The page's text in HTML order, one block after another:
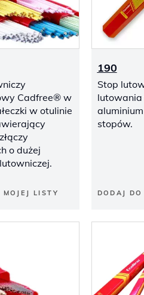
Cadfree® w
w otulinie
o dużej
MOJEJ LISTY
190
Stop
stopów.
DODAJ